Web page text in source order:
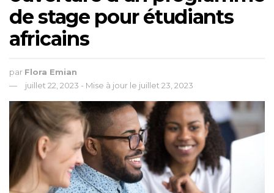
de stage pour étudiants
africains
par Flora Emian
juillet 22, 2023 - Mise à jour le juillet 23, 2023